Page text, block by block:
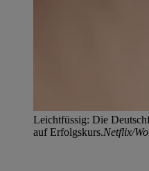
Leichtfüssig: Die
auf Erfolgskurs.Netflix/